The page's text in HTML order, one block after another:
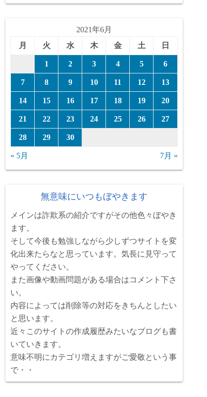
2021年6月
月
火 水 木 金 土 日
1 2 3 4 5 6
7 8 9 10 11 12 13
14 15 16 17 18 19 20
21 22 23 24 25 26 27
28 29 30
« 5月 7月 »
無意味にいつもぼやきます
メインは詐欺系の紹介ですがその他色々ぼやき
ます。
そして今後も勉強しながら少しずつサイトを変
化出来たらなと思っています。気長に見守って
やってください。
また画像や動画問題がある場合はコメント下さ
い。
内容によっては削除等の対応をきちんとしたい
と思います。
近々このサイトの作成履歴みたいなブログも書
いていきます。
意味不明にカテゴリ増えますがご愛敬という事
で・・